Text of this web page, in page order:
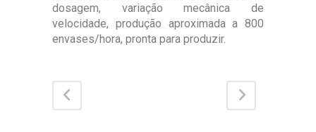
dosagem, variação mecânica de
velocidade, produção aproximada a 800
envases/hora, pronta para produzir.